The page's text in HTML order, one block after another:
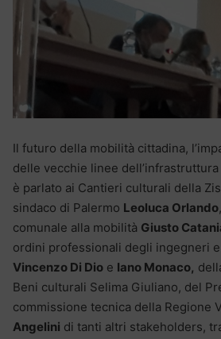
Il futuro della mobilità cittadina,
delle vecchie linee
è parlato ai Cantieri culturali della
sindaco di Palermo Leoluca Orlando
comunale alla mobilità Giusto
ordini professionali degli ingegneri
Vincenzo Di Dio e Iano Monaco,
Beni culturali Selima Giuliano, del
commissione tecnica della Regione
Angelini di tanti altri stakeholders,